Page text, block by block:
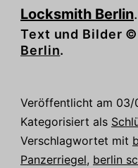
Locksmith Berlin.
Text und Bilder
Berlin.
Veröffentlicht am 03/
Kategorisiert als
Verschlagwortet mit
Panzerriegel, berlin